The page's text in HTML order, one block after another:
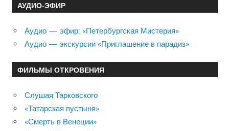
АУДИО-ЭФИР
Аудио — эфир: «Петербургская Мистерия»
Аудио — экскурсии «Приглашение в парадиз»
ФИЛЬМЫ ОТКРОВЕНИЯ
Слушая Тарковского
«Татарская пустыня»
«Смерть в Венеции»